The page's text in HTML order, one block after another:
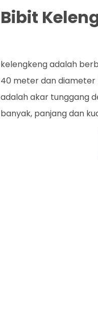
Bibit
kelengkeng adalah
40 meter dan diameter
adalah akar tunggang
banyak, panjang dan